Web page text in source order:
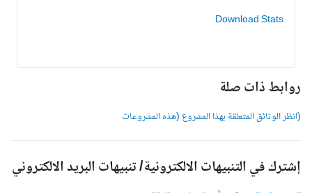
Download Stats
روابط ذات صلة
(انظر الوثائق المتعلقة بهذا المشروع (هذه المشروعات
إشترك في التنبيهات الالكترونية/ تنبيهات البريد الالكتروني